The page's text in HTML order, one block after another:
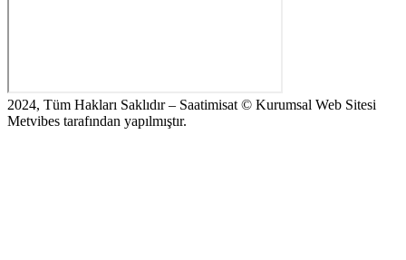
2024, Tüm Hakları Saklıdır – Saatimisat © Kurumsal Web Sitesi
Metvibes tarafından yapılmıştır.